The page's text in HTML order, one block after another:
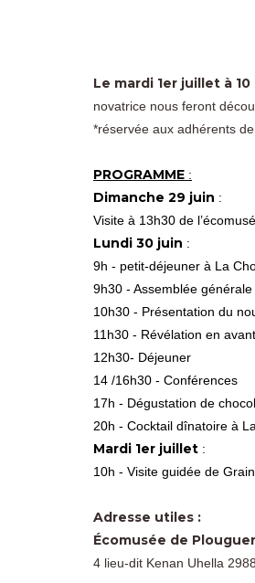
Le mardi 1er juillet à
novatrice nous feront
*réservée aux adhérents
PROGRAMME :
Dimanche 29 juin :
Visite à 13h30 de
Lundi 30 juin :
9h - petit-déjeuner à La
9h30 - Assemblée générale
10h30 - Présentation du
11h30 - Révélation en
12h30- Déjeuner
14 /16h30 - Conférences
17h - Dégustation de
20h - Cocktail dînatoire à
Mardi 1er juillet :
10h - Visite guidée de
Adresse utiles :
Écomusée de
4 lieu-dit Kenan Uhella